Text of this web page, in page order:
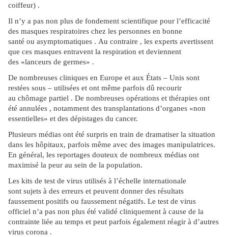
coiffeur) .
Il n’y a pas non plus de fondement scientifique pour l’efficacité
des masques respiratoires chez les personnes en bonne
santé ou asymptomatiques . Au contraire , les experts avertissent
que ces masques entravent la respiration et deviennent
des «lanceurs de germes» .
De nombreuses cliniques en Europe et aux États – Unis sont
restées sous – utilisées et ont même parfois dû recourir
au chômage partiel . De nombreuses opérations et thérapies ont
été annulées , notamment des transplantations d’organes «non
essentielles» et des dépistages du cancer.
Plusieurs médias ont été surpris en train de dramatiser la situation
dans les hôpitaux, parfois même avec des images manipulatrices.
En général, les reportages douteux de nombreux médias ont
maximisé la peur au sein de la population.
Les kits de test de virus utilisés à l’échelle internationale
sont sujets à des erreurs et peuvent donner des résultats
faussement positifs ou faussement négatifs. Le test de virus
officiel n’a pas non plus été validé cliniquement à cause de la
contrainte liée au temps et peut parfois également réagir à d’autres
virus corona .